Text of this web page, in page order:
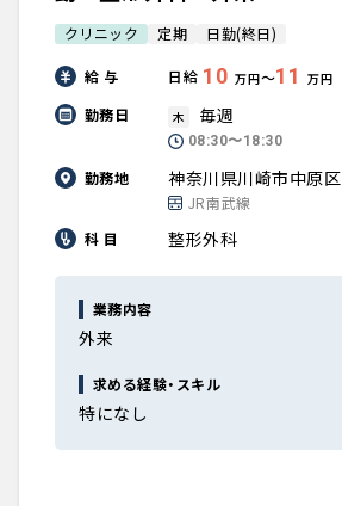
クリニック 定期 日勤(終日)
給 与 日給 10 万円〜11 万円
勤務日 木 毎週
08:30〜18:30
勤務地 神奈川県川崎市中原区
JR南武線
科 目
整形外科
業務内容
外来
求める経験・スキル
特になし